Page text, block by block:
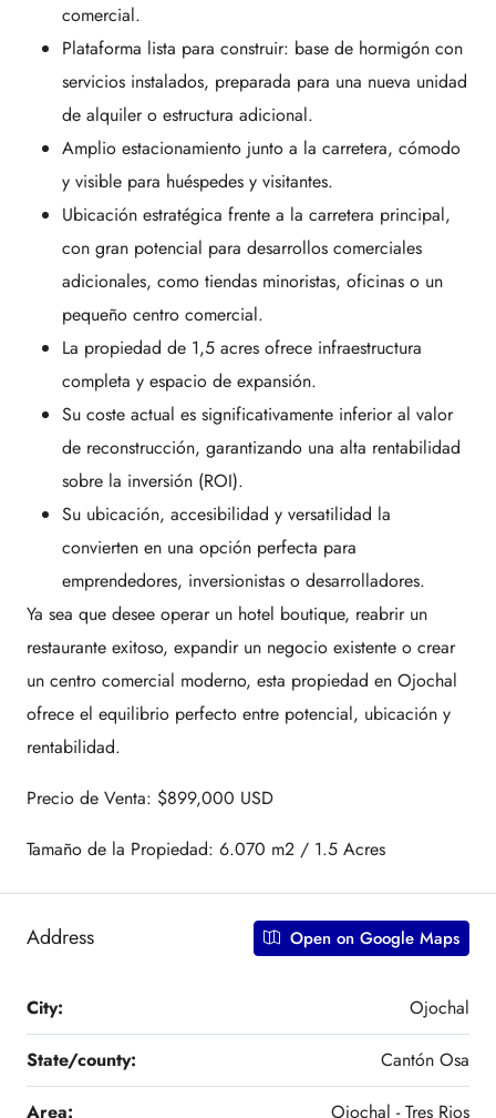
comercial.
Plataforma lista para construir: base de hormigón con
servicios instalados, preparada para una nueva unidad
de alquiler o estructura adicional.
Amplio estacionamiento junto a la carretera, cómodo
y visible para huéspedes y visitantes.
Ubicación estratégica frente a la carretera principal,
con gran potencial para desarrollos comerciales
adicionales, como tiendas minoristas, oficinas o un
pequeño centro comercial.
La propiedad de 1,5 acres ofrece infraestructura
completa y espacio de expansión.
Su coste actual es significativamente inferior al valor
de reconstrucción, garantizando una alta rentabilidad
sobre la inversión (ROI).
Su ubicación, accesibilidad y versatilidad la
convierten en una opción perfecta para
emprendedores, inversionistas o desarrolladores.
Ya sea que desee operar un hotel boutique, reabrir un
restaurante exitoso, expandir un negocio existente o crear
un centro comercial moderno, esta propiedad en Ojochal
ofrece el equilibrio perfecto entre potencial, ubicación y
rentabilidad.
Precio de Venta: $899,000 USD
Tamaño de la Propiedad: 6.070 m2 / 1.5 Acres
Address Open on Google Maps
City: Ojochal
State/county: Cantón Osa
Area: Ojochal - Tres Rios